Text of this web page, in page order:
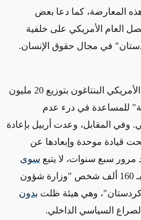
المعارضة، كما دعا بعض
العام الأمريكي على خلفية
في مجال حقوق الإنسان.
في عام 2016، كلف الكونغرس الأمريكي البنتاغون بتوزيع 20 مليون
للمساعدة في درء عدم
وفي المقابل، وعدت أربيل بإعادة
تحت قيادة موحدة وإبعادها عن
مرور سبع سنوات، لا يتبع سوى
ألف شخص "وزارة شؤون
وهي هيئة ظلت بدون
السياسي الداخلي.